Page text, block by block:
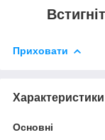
Приховати
Характеристики
Основні